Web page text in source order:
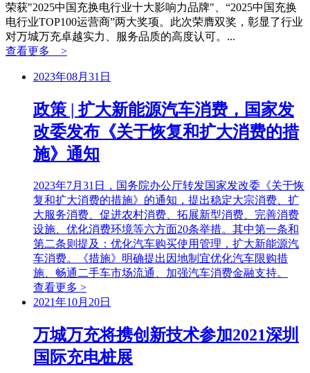
荣获"2025中国充换电行业十大影响力品牌"、“2025中国充换
电行业TOP100运营商”两大奖项。此次荣膺双奖，彰显了行业
对万城万充卓越实力、服务品质的高度认可。...
查看更多 >
2023年08月31日
政策 | 扩大新能源汽车消费，国家发
改委发布《关于恢复和扩大消费的措
施》通知
2023年7月31日，国务院办公厅转发国家发改委《关于恢
复和扩大消费的措施》的通知，提出稳定大宗消费、扩
大服务消费、促进农村消费、拓展新型消费、完善消费
设施、优化消费环境等六方面20条举措。其中第一条和
第二条则提及：优化汽车购买使用管理，扩大新能源汽
车消费。《措施》明确提出因地制宜优化汽车限购措
施、畅通二手车市场流通、加强汽车消费金融支持。
查看更多 >
2021年10月20日
万城万充将携创新技术参加2021深圳
国际充电桩展